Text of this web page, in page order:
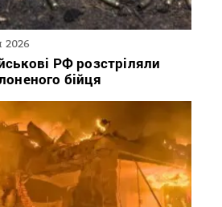
2026
РФ розстріляли
бійця